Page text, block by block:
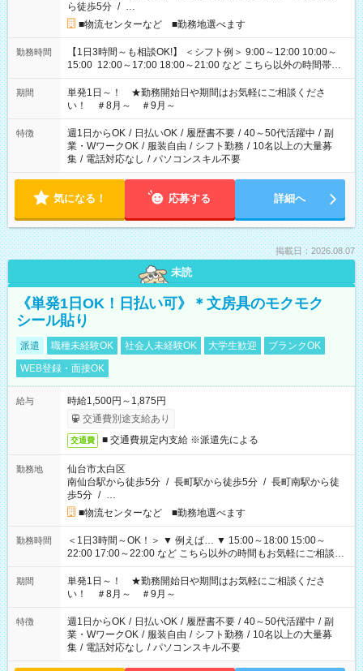
ら徒歩5分 / …
■物流センターなど ■勤務地選べます
勤務時間
【1日3時間～も相談OK!】 ＜シフト例＞ 9:00～12:00 10:00～
15:00 12:00～17:00 18:00～21:00 など こちら以外の時間帯も
お気軽にご相談ください！
期間
単発1日～！ ★勤務開始日や期間はお気軽にご相談くださ
い！ ＃8月～ ＃9月～
特徴 週1日からOK / 日払いOK / 履歴書不要 / 40～50代活躍中 / 副
業・WワークOK / 服装自由 / シフト勤務 / 10名以上の大量募
集 / 電話対応なし / パソコンスキル不要
気になる！ 応募する 詳細へ
掲載日：2026.08.07
未読
《単発1日OK！日払い可》＊文房具のモクモク
シール貼り
派遣 職種未経験OK 社会人未経験OK 大学生歓迎
ブランクOK
WEB登録・面接OK
給与
時給1,500円～1,875円
交通費別途支給あり
交通費 ■ 交通費規定内支給 ※派遣先による
勤務地
仙台市太白区
南仙台駅から徒歩5分 / 長町駅から徒歩5分 / 長町南駅から徒
歩5分 / …
■物流センターなど ■勤務地選べます
勤務時間
＜1日3時間～OK！＞ ▼ 例えば… ▼ 15:00～18:00 15:00～
22:00 17:00～22:00 など こちら以外の時間もお気軽にご相談く
ださい！
期間
単発1日～！ ★勤務開始日や期間はお気軽にご相談くださ
い！ ＃8月～ ＃9月～
特徴 週1日からOK / 日払いOK / 履歴書不要 / 40～50代活躍中 / 副
業・WワークOK / 服装自由 / シフト勤務 / 10名以上の大量募
集 / 電話対応なし / パソコンスキル不要